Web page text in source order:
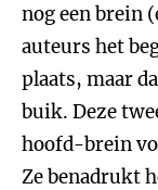
nog een brein
auteurs het
plaats, maar
buik. Deze
hoofd-brein
Ze benadrukt